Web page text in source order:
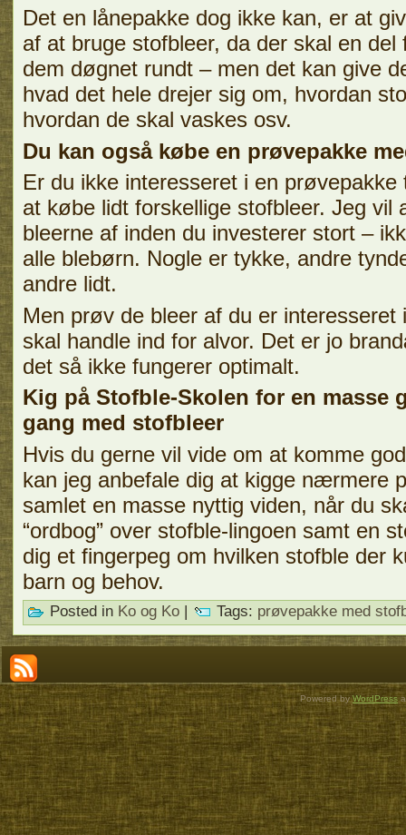
Det en lånepakke dog ikke kan, er at
af at bruge stofbleer, da der skal en
dem døgnet rundt – men det kan give
hvad det hele drejer sig om, hvordan
hvordan de skal vaskes osv.
Du kan også købe en prøvepakke
Er du ikke interesseret i en
at købe lidt forskellige stofbleer. Jeg vil
bleerne af inden du investerer stort –
alle blebørn. Nogle er tykke, andre
andre lidt.
Men prøv de bleer af du er
skal handle ind for alvor. Det er jo
det så ikke fungerer optimalt.
Kig på Stofble-Skolen for en masse
gang med stofbleer
Hvis du gerne vil vide om at komme
kan jeg anbefale dig at kigge nærmere
samlet en masse nyttig viden, når du
“ordbog” over stofble-lingoen samt en
dig et fingerpeg om hvilken stofble der
barn og behov.
Posted in Ko og Ko Tags: prøvepakke med
Powered byWordPress